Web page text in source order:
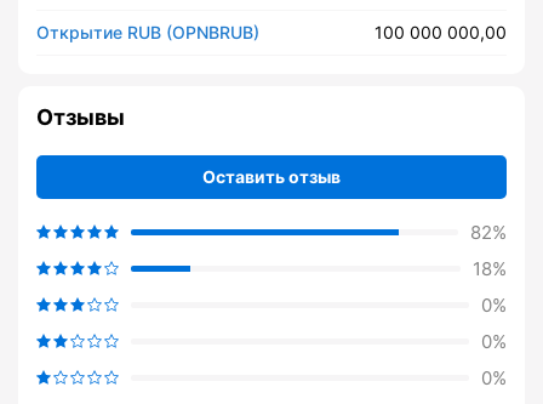
Открытие RUB (OPNBRUB) 100 000 000,00
Отзывы
Оставить отзыв
82%
18%
0%
0%
0%